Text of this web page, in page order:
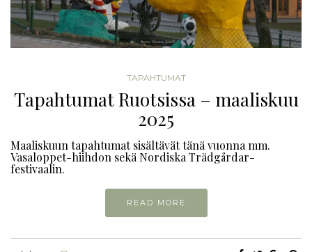
TAPAHTUMAT
Tapahtumat Ruotsissa – maaliskuu
2025
Maaliskuun tapahtumat sisältävät tänä vuonna mm.
Vasaloppet-hiihdon sekä Nordiska Trädgårdar-
festivaalin.
READ MORE